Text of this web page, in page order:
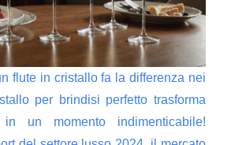
flute in cristallo fa la differenza nei
per brindisi perfetto trasforma
un momento indimenticabile!